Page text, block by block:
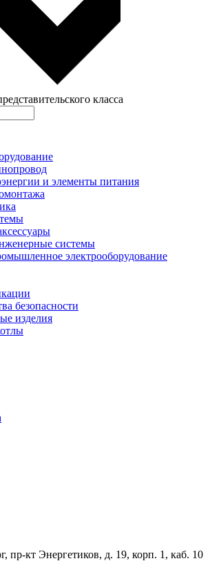
класса
и элементы питания
системы
электрооборудование
безопасности
изделия
пр-кт Энергетиков, д. 19, корп. 1, каб. 10